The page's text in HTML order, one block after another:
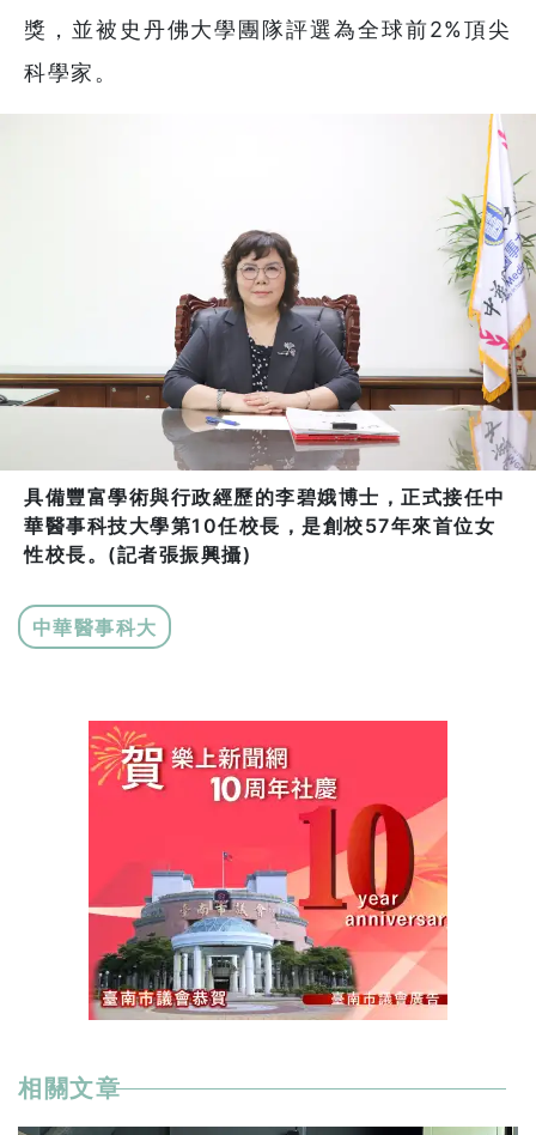
獎，並被史丹佛大學團隊評選為全球前2%頂尖
科學家。
具備豐富學術與行政經歷的李碧娥博士，正式接任中
華醫事科技大學第10任校長，是創校57年來首位女
性校長。(記者張振興攝)
中華醫事科大
相關文章